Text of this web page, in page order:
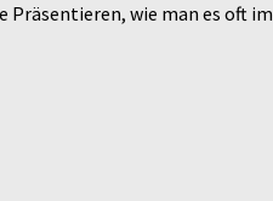
Präsentieren, wie man es oft im